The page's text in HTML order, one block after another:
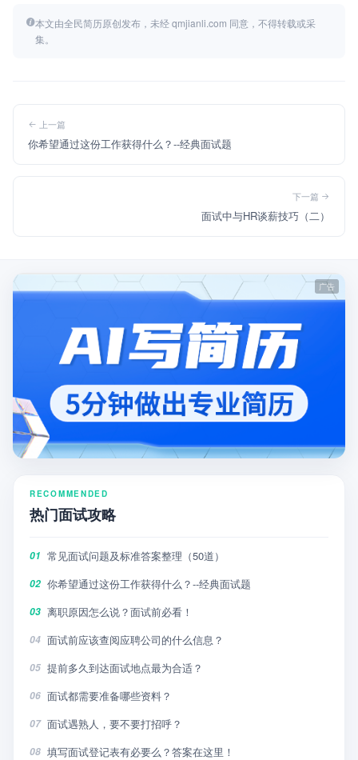
本文由全民简历原创发布，未经 qmjianli.com 同意，不得转载或采
集。
上一篇
你希望通过这份工作获得什么？--经典面试题
下一篇
面试中与HR谈薪技巧（二）
RECOMMENDED
热门面试攻略
01 常见面试问题及标准答案整理（50道）
02 你希望通过这份工作获得什么？--经典面试题
03 离职原因怎么说？面试前必看！
04 面试前应该查阅应聘公司的什么信息？
05 提前多久到达面试地点最为合适？
06 面试都需要准备哪些资料？
07 面试遇熟人，要不要打招呼？
08 填写面试登记表有必要么？答案在这里！